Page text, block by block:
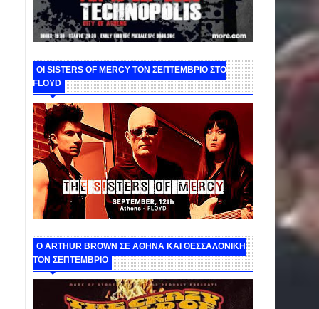
ΟΙ SISTERS OF MERCY ΤΟΝ ΣΕΠΤΕΜΒΡΙΟ ΣΤΟ
FLOYD
O ARTHUR BROWN ΣΕ ΑΘΗΝΑ ΚΑΙ ΘΕΣΣΑΛΟΝΙΚΗ
ΤΟΝ ΣΕΠΤΕΜΒΡΙΟ